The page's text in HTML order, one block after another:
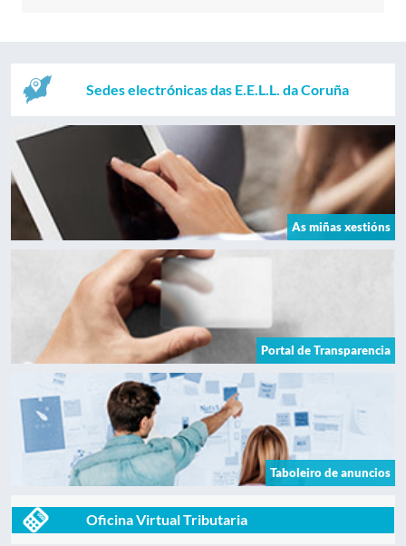
Sedes electrónicas das E.E.L.L. da Coruña
As miñas xestións
Portal de Transparencia
Taboleiro de anuncios
Oficina Virtual Tributaria